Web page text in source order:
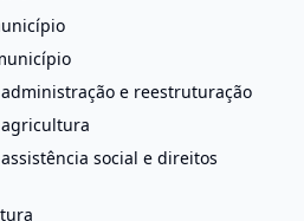
e reestruturação
social e direitos